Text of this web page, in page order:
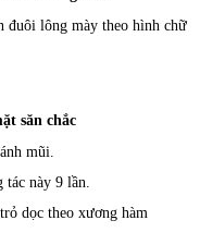
đuôi lông mày theo hình chữ
săn chắc
mũi.
này 9 lần.
dọc theo xương hàm